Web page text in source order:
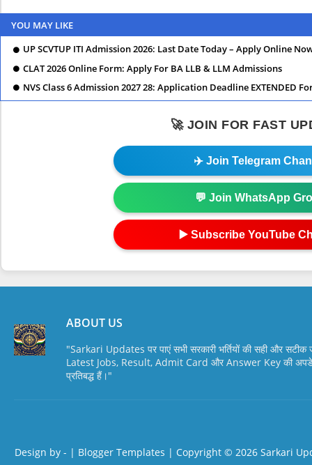
YOU MAY LIKE
UP SCVTUP ITI Admission 2026: Last Date Today – Apply Online
CLAT 2026 Online Form: Apply For BA LLB & LLM Admissions
NVS Class 6 Admission 2027 28: Application Deadline EXTENDED
🚀 JOIN FOR FAST
✈️ Join Telegram
💬 Join WhatsApp
▶️ Subscribe YouTube
ABOUT US
"Sarkari Updates पर पाएं सभी सरकारी भर्तियों की सही और सटीक
Latest Jobs, Result, Admit Card और Answer Key की
प्रतिबद्ध हैं।"
Design by - | Blogger Templates | Copyright © 2026 Sarkari